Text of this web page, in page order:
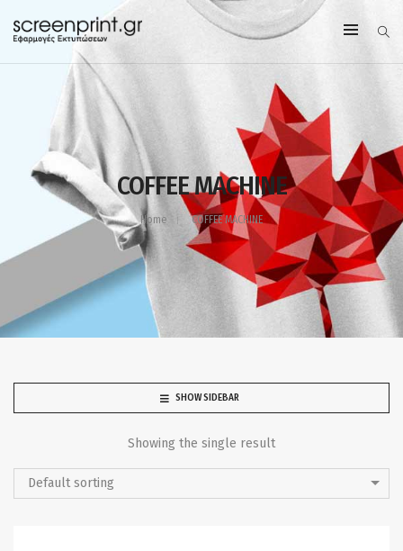
COFFEE MACHINE
Home COFFEE MACHINE
SHOW SIDEBAR
Showing the single result
Default sorting